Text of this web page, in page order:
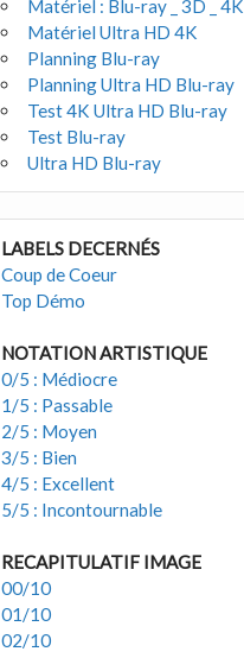
Matériel : Blu-ray _ 3D _ 4K
Matériel Ultra HD 4K
Planning Blu-ray
Planning Ultra HD Blu-ray
Test 4K Ultra HD Blu-ray
Test Blu-ray
Ultra HD Blu-ray
LABELS DECERNÉS
Coup de Coeur
Top Démo
NOTATION ARTISTIQUE
0/5 : Médiocre
1/5 : Passable
2/5 : Moyen
3/5 : Bien
4/5 : Excellent
5/5 : Incontournable
RECAPITULATIF IMAGE
00/10
01/10
02/10